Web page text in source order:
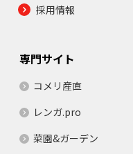
採用情報
専門サイト
コメリ産直
レンガ.pro
菜園&ガーデン